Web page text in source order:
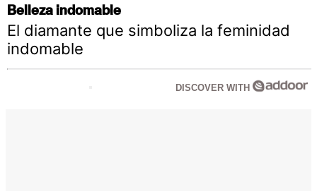
Belleza indomable
El diamante que simboliza la feminidad
indomable
DISCOVER WITH